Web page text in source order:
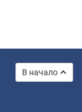
В начало